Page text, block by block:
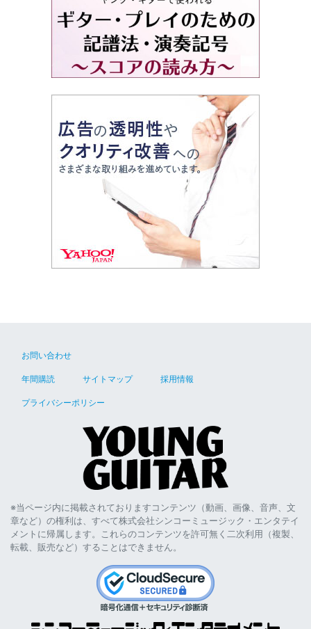
お問い合わせ
年間購読 サイトマップ 採用情報
プライバシーポリシー
※当ページ内に掲載されておりますコンテンツ（動画、画像、音声、文
章など）の権利は、すべて株式会社シンコーミュージック・エンタテイ
メントに帰属します。これらのコンテンツを許可無く二次利用（複製、
転載、販売など）することはできません。